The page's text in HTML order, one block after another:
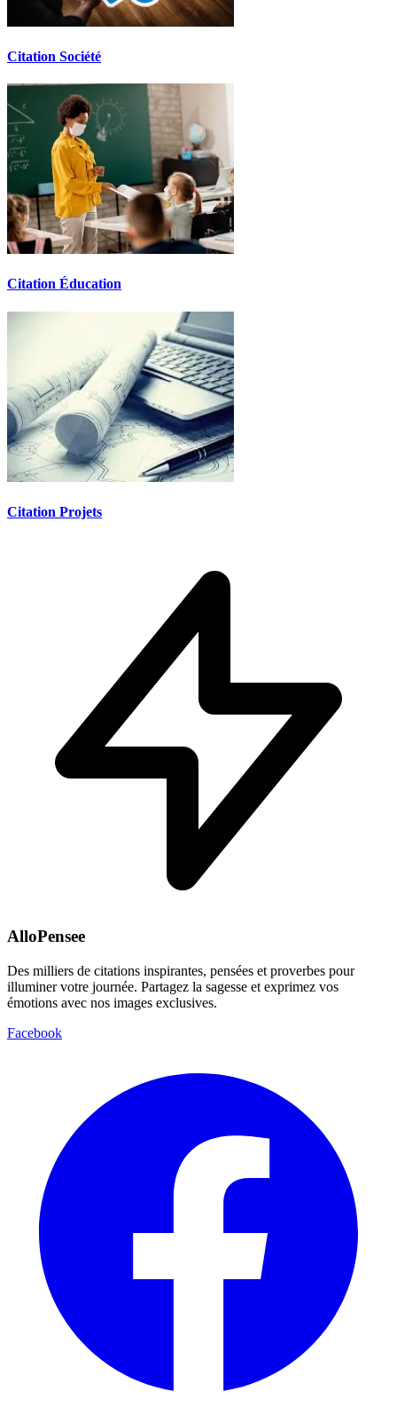
Citation Société
Citation Éducation
Citation Projets
AlloPensee
Des milliers de citations inspirantes, pensées et proverbes pour
illuminer votre journée. Partagez la sagesse et exprimez vos
émotions avec nos images exclusives.
Facebook